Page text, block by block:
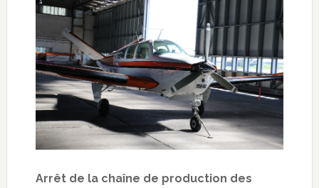
Arrêt de la chaîne de production des